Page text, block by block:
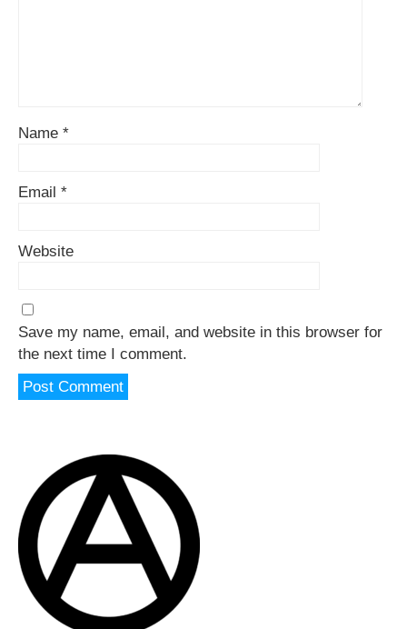
Name *
Email *
Website
Save my name, email, and website in this browser for
the next time I comment.